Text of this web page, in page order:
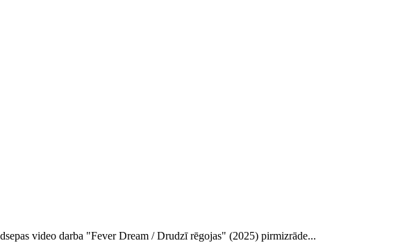
video darba "Fever Dream / Drudzī rēgojas" (2025) pirmizrāde...